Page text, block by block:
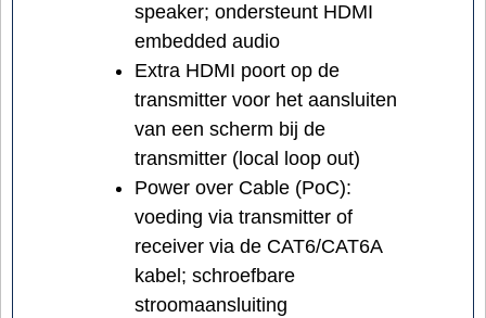
speaker; ondersteunt HDMI
embedded audio
Extra HDMI poort op de
transmitter voor het aansluiten
van een scherm bij de
transmitter (local loop out)
Power over Cable (PoC):
voeding via transmitter of
receiver via de CAT6/CAT6A
kabel; schroefbare
stroomaansluiting